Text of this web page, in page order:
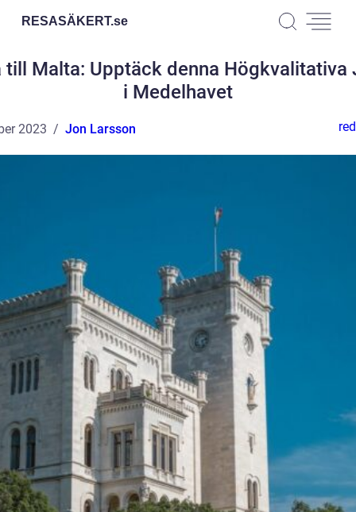
RESASÄKERT.se
till Malta: Upptäck denna Högkvalitativa
i Medelhavet
2023 Jon Larsson